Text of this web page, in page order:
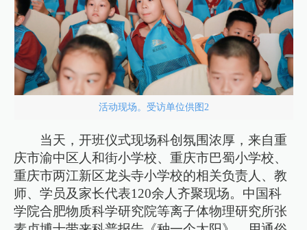
活动现场。受访单位供图2
当天，开班仪式现场科创氛围浓厚，来自重
庆市渝中区人和街小学校、重庆市巴蜀小学校、
重庆市两江新区龙头寺小学校的相关负责人、教
师、学员及家长代表120余人齐聚现场。中国科
学院合肥物质科学研究院等离子体物理研究所张